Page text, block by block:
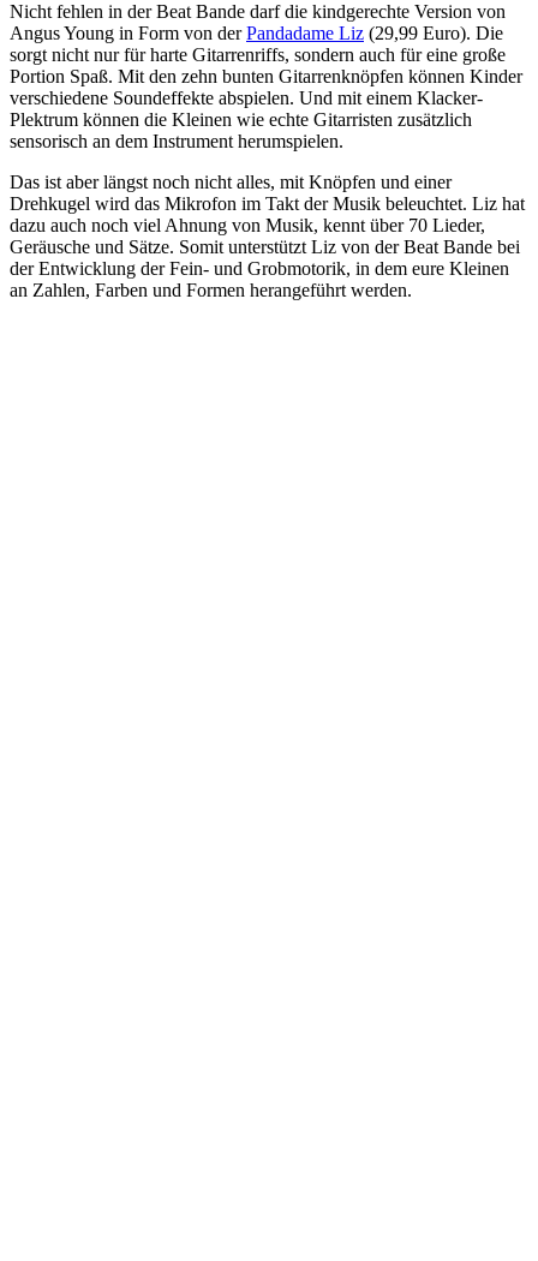
Nicht fehlen in der Beat Bande darf die kindgerechte Version von
Angus Young in Form von derPandadame Liz (29,99 Euro). Die
sorgt nicht nur für harte Gitarrenriffs, sondern auch für eine große
Portion Spaß. Mit den zehn bunten Gitarrenknöpfen können Kinder
verschiedene Soundeffekte abspielen. Und mit einem Klacker-
Plektrum können die Kleinen wie echte Gitarristen zusätzlich
sensorisch an dem Instrument herumspielen.
Das ist aber längst noch nicht alles, mit Knöpfen und einer
Drehkugel wird das Mikrofon im Takt der Musik beleuchtet. Liz hat
dazu auch noch viel Ahnung von Musik, kennt über 70 Lieder,
Geräusche und Sätze. Somit unterstützt Liz von der Beat Bande bei
der Entwicklung der Fein- und Grobmotorik, in dem eure Kleinen
an Zahlen, Farben und Formen herangeführt werden.